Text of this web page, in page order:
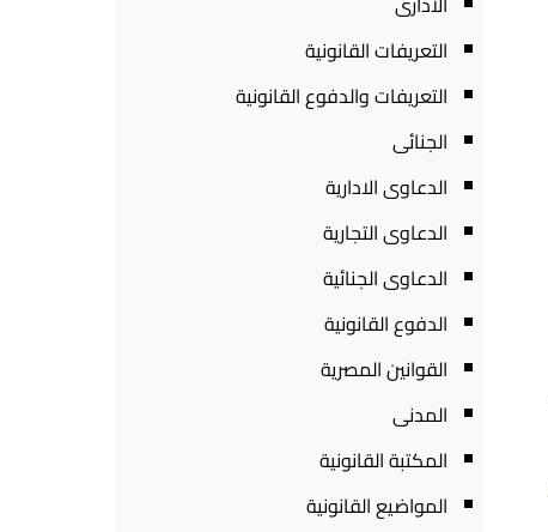
التعريفات القانونية
التعريفات والدفوع القانونية
الجنائى
الدعاوى الادارية
الدعاوى التجارية
الدعاوى الجنائية
الدفوع القانونية
القوانين المصرية
المدنى
المكتبة القانونية
المواضيع القانونية